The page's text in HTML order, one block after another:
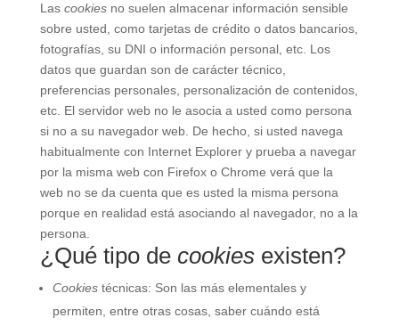
Las cookiesno suelen almacenar información sensible
sobre usted, como tarjetas de crédito o datos bancarios,
fotografías, su DNI o información personal, etc. Los
datos que guardan son de carácter técnico,
preferencias personales, personalización de contenidos,
etc. El servidor web no le asocia a usted como persona
si no a su navegador web. De hecho, si usted navega
habitualmente con Internet Explorer y prueba a navegar
por la misma web con Firefox o Chrome verá que la
web no se da cuenta que es usted la misma persona
porque en realidad está asociando al navegador, no a la
persona.
¿Qué tipo de cookiesexisten?
Cookiestécnicas: Son las más elementales y
permiten, entre otras cosas, saber cuándo está